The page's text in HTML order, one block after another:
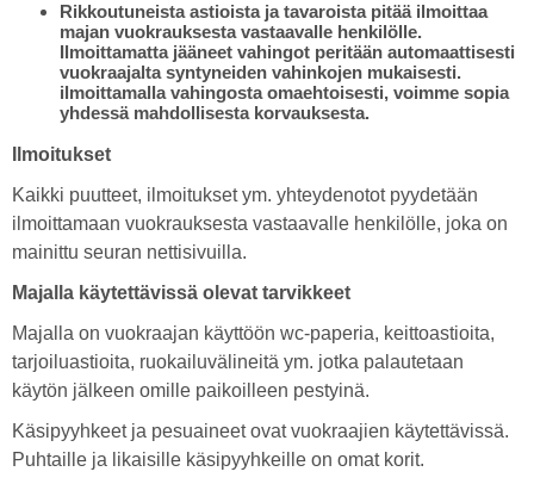
Rikkoutuneista astioista ja tavaroista pitää ilmoittaa
majan vuokrauksesta vastaavalle henkilölle.
Ilmoittamatta jääneet vahingot peritään automaattisesti
vuokraajalta syntyneiden vahinkojen mukaisesti.
ilmoittamalla vahingosta omaehtoisesti, voimme sopia
yhdessä mahdollisesta korvauksesta.
Ilmoitukset
Kaikki puutteet, ilmoitukset ym. yhteydenotot pyydetään
ilmoittamaan vuokrauksesta vastaavalle henkilölle, joka on
mainittu seuran nettisivuilla.
Majalla käytettävissä olevat tarvikkeet
Majalla on vuokraajan käyttöön wc-paperia, keittoastioita,
tarjoiluastioita, ruokailuvälineitä ym. jotka palautetaan
käytön jälkeen omille paikoilleen pestyinä.
Käsipyyhkeet ja pesuaineet ovat vuokraajien käytettävissä.
Puhtaille ja likaisille käsipyyhkeille on omat korit.